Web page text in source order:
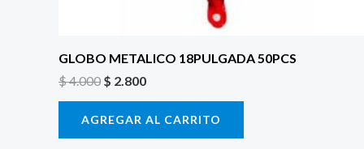
GLOBO METALICO 18PULGADA 50PCS
$4.000 $ 2.800
AGREGAR AL CARRITO